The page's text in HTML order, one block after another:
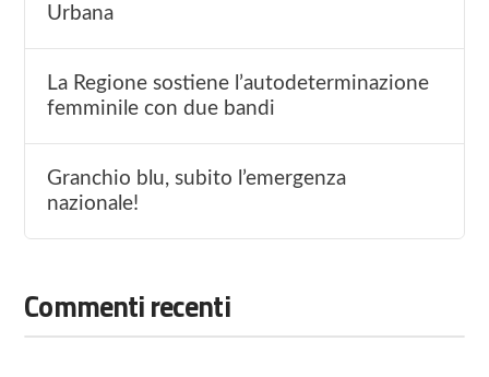
Urbana
La Regione sostiene l’autodeterminazione
femminile con due bandi
Granchio blu, subito l’emergenza
nazionale!
Commenti recenti